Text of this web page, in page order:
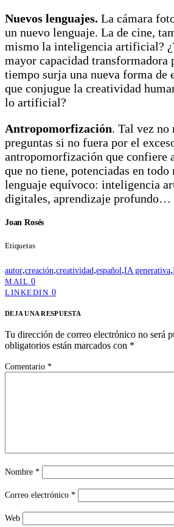
Nuevos lenguajes. La cámara
un nuevo lenguaje. La de cine,
mismo la inteligencia artificial?
mayor capacidad transformadora
tiempo surja una nueva forma de
que conjugue la creatividad
lo artificial?
Antropomorfización. Tal vez no
preguntas si no fuera por el
antropomorfización que confiere
que no tiene, potenciadas en
lenguaje equívoco: inteligencia
digitales, aprendizaje profundo…
Joan Rosés
Etiquetas
autor,creación,creatividad,español,IA generativa,
MAIL 0
LINKEDIN 0
DEJA UNA RESPUESTA
Tu dirección de correo electrónico no será
obligatorios están marcados con *
Comentario *
Nombre *
Correo electrónico *
Web